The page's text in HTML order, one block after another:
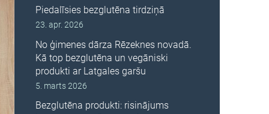
Piedalīsies bezglutēna tirdziņā
23. apr. 2026
No ģimenes dārza Rēzeknes novadā.
Kā top bezglutēna un vegāniski
produkti ar Latgales garšu
5. marts 2026
Bezglutēna produkti: risinājums